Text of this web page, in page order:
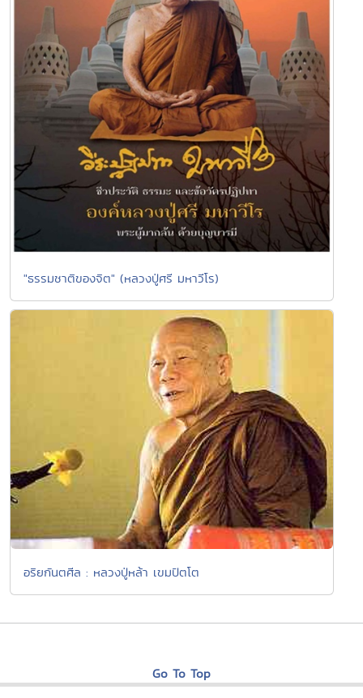
"ธรรมชาติของจิต" (หลวงปู่ศรี มหาวีโร)
อริยกันตศีล : หลวงปู่หล้า เขมปัตโต
Go To Top